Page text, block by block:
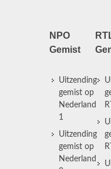
NPO
Gemist
Uitzending
gemist op
Nederland
1
Uitzending
gemist op
Nederland